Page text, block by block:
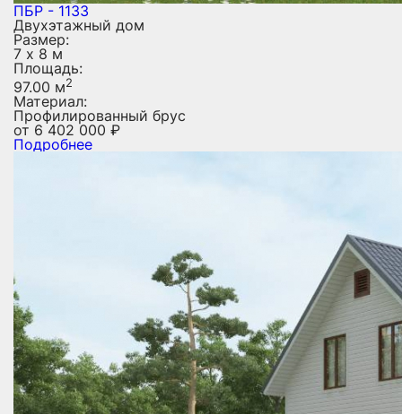
ПБР - 1133
Двухэтажный дом
Размер:
7 х 8 м
Площадь:
97.00 м2
Материал:
Профилированный брус
от 6 402 000 ₽
Подробнее